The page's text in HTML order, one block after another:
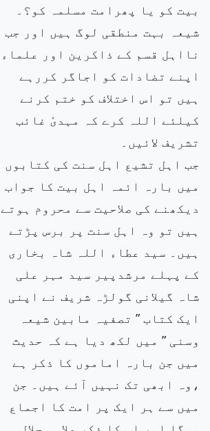
بیت کو یا پھرامت مسلمہ کو؟۔
شیعہ بہت منطقی لوگ ہیں اور جب
نااہل قسم کے ذاکرین اور علماء
اپنے تضادات کو اجاگر کررہے
ہیں تو اس اختلاف کو ختم کرنے
کیلئے اللہ کرے کہ مہدیٔ غائب
تشریف لائیں۔
جب اہل تشیع اہل سنت کی کتابوں
میں بارہ ائمہ اہل بیت کا جواب
دیکھنے کی صلاحیت سے محروم ہوتے
ہیں تو وہ اہل سنت پر برس پڑتے
ہیں۔ سید عطاء اللہ شاہ بخاری
کے پہلے مرشدپیر سید مہر علی
شاہ گیلانی گولڑہ شریف نے اپنی
ایک کتاب ” تصفیہ مابین شیعہ
وسنی ” میں لکھ دیا ہے کہ حدیث
میں جن بارہ اماموں کا ذکر ہے
،وہ ابھی تک نہیں آئے ہیں۔ جن
میں سے ہر ایک پر امت کا اجماع